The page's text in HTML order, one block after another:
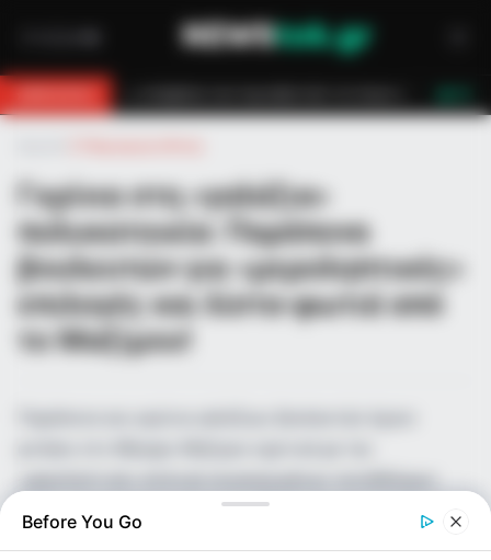
Γκρίνια στη «γαλάζια»
πολυκατοικία: Παράπονα
βουλευτών για «μεροληπτικές»
επιλογές και λίστα-φωτιά από
το Μαξίμου!
«μεροληπτική» επιλογή συγκεκριμένων συναδέλφων
τους για εισηγητές σε νομοσχέδια ή και εμφανίσεων
Before You Go